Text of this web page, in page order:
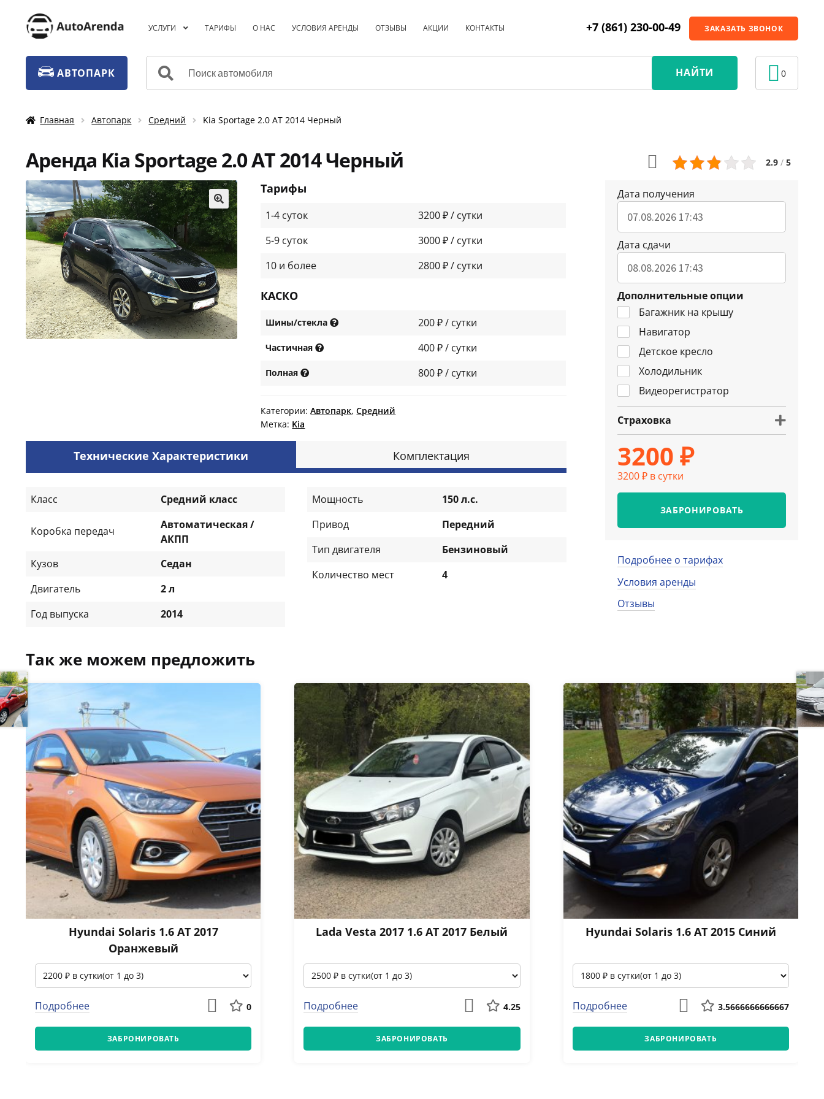
УСЛУГИ ТАРИФЫ О НАС УСЛОВИЯ АРЕНДЫ ОТЗЫВЫ АКЦИИ КОНТАКТЫ +7 (861) 230-00-49 ЗАКАЗАТЬ ЗВОНОК
АВТОПАРК
Искать:
НАЙТИ 0
Главная Автопарк Средний Kia Sportage 2.0 АТ 2014 Черный
Аренда Kia Sportage 2.0 АТ 2014 Черный 2.9 / 5
🔍
Тарифы
1-4 суток
3200 ₽ / сутки
5-9 суток
3000 ₽ / сутки
10 и более
2800 ₽ / сутки
КАСКО
Шины/стекла 200 ₽ / сутки
Частичная 400 ₽ / сутки
Полная 800 ₽ / сутки
Категории:Автопарк,Средний
Метка: Kia
Технические Характеристики Комплектация
Класс Средний класс
Коробка передач
Автоматическая /
АКПП
Кузов
Седан
Двигатель
2 л
Год выпуска
2014
Мощность
150 л.с.
Привод
Передний
Тип двигателя
Бензиновый
Количество мест
4
Дата получения
Дата сдачи
Дополнительные опции
Багажник на крышу
Навигатор
Детское кресло
Холодильник
Видеорегистратор
Страховка
3200 ₽
3200 ₽ в сутки
ЗАБРОНИРОВАТЬ
Подробнее о тарифах
Условия аренды
Отзывы
Так же можем предложить
Hyundai Solaris 1.6 АТ 2017
Оранжевый
Подробнее 0
ЗАБРОНИРОВАТЬ
Lada Vesta 2017 1.6 АТ 2017 Белый
Подробнее 4.25
ЗАБРОНИРОВАТЬ
Hyundai Solaris 1.6 АТ 2015 Синий
Подробнее 3.5666666666667
ЗАБРОНИРОВАТЬ